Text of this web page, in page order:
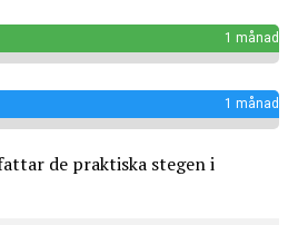
1 månad
1 månad
de praktiska stegen i